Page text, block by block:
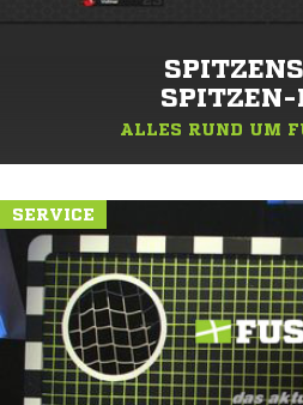
SPITZEN-
ALLES RUND UM
SERVICE